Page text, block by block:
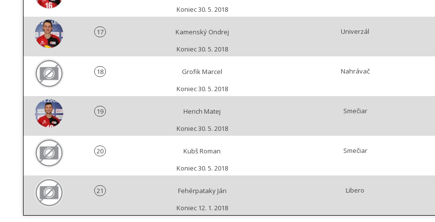
Koniec 30. 5. 2018
17
Kamenský Ondrej
Koniec 30. 5. 2018
Univerzál
18
Grofik Marcel
Koniec 30. 5. 2018
Nahrávač
19
Herich Matej
Koniec 30. 5. 2018
Smečiar
20
Kubš Roman
Koniec 30. 5. 2018
Smečiar
21
Fehérpataky Ján
Koniec 12. 1. 2018
Libero